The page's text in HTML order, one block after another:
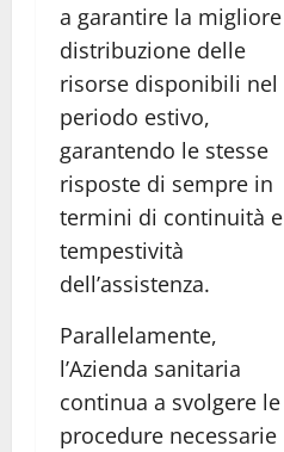
a garantire la migliore
distribuzione delle
risorse disponibili nel
periodo estivo,
garantendo le stesse
risposte di sempre in
termini di continuità e
tempestività
dell’assistenza.
Parallelamente,
l’Azienda sanitaria
continua a svolgere le
procedure necessarie